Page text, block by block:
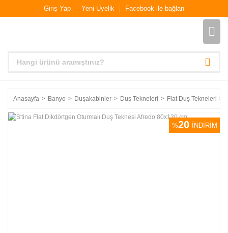
Giriş Yap Yeni Üyelik Facebook ile bağlan
Anasayfa Banyo Duşakabinler Duş Tekneleri Flat Duş Tekneleri
%20 İNDİRİM